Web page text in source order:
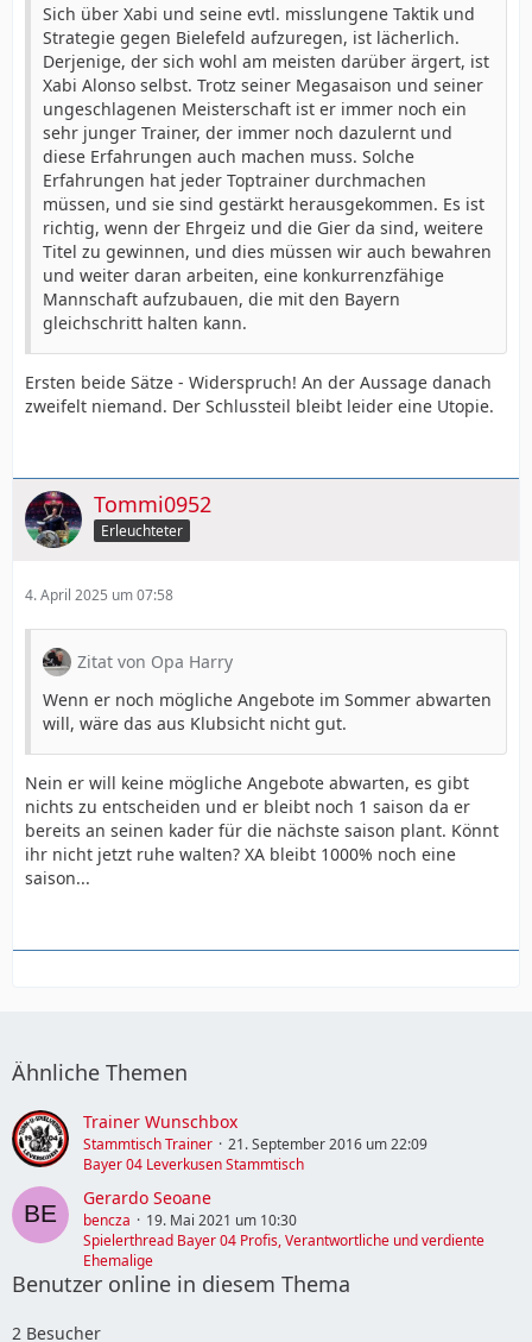
Sich über Xabi und seine evtl. misslungene Taktik und
Strategie gegen Bielefeld aufzuregen, ist lächerlich.
Derjenige, der sich wohl am meisten darüber ärgert, ist
Xabi Alonso selbst. Trotz seiner Megasaison und seiner
ungeschlagenen Meisterschaft ist er immer noch ein
sehr junger Trainer, der immer noch dazulernt und
diese Erfahrungen auch machen muss. Solche
Erfahrungen hat jeder Toptrainer durchmachen
müssen, und sie sind gestärkt herausgekommen. Es ist
richtig, wenn der Ehrgeiz und die Gier da sind, weitere
Titel zu gewinnen, und dies müssen wir auch bewahren
und weiter daran arbeiten, eine konkurrenzfähige
Mannschaft aufzubauen, die mit den Bayern
gleichschritt halten kann.
Ersten beide Sätze - Widerspruch! An der Aussage danach
zweifelt niemand. Der Schlussteil bleibt leider eine Utopie.
Tommi0952
Erleuchteter
4. April 2025 um 07:58
Zitat von Opa Harry
Wenn er noch mögliche Angebote im Sommer abwarten
will, wäre das aus Klubsicht nicht gut.
Nein er will keine mögliche Angebote abwarten, es gibt
nichts zu entscheiden und er bleibt noch 1 saison da er
bereits an seinen kader für die nächste saison plant. Könnt
ihr nicht jetzt ruhe walten? XA bleibt 1000% noch eine
saison...
Ähnliche Themen
Trainer Wunschbox
Stammtisch Trainer
21. September 2016 um 22:09
Bayer 04 Leverkusen Stammtisch
Gerardo Seoane
bencza
19. Mai 2021 um 10:30
Spielerthread Bayer 04 Profis, Verantwortliche und verdiente
Ehemalige
Benutzer online in diesem Thema
2 Besucher